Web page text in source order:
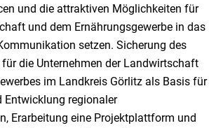
und die attraktiven Möglichkeiten für
und dem Ernährungsgewerbe in das
setzen. Sicherung des
die Unternehmen der Landwirtschaft
im Landkreis Görlitz als Basis für
Entwicklung regionaler
Erarbeitung eine Projektplattform und